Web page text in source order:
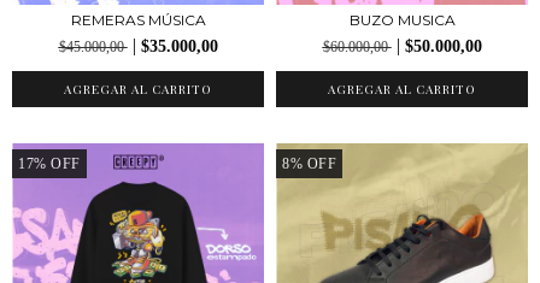
REMERAS MÚSICA
$45.000,00 $35.000,00
BUZO MUSICA
$60.000,00 $50.000,00
17% OFF 8% OFF